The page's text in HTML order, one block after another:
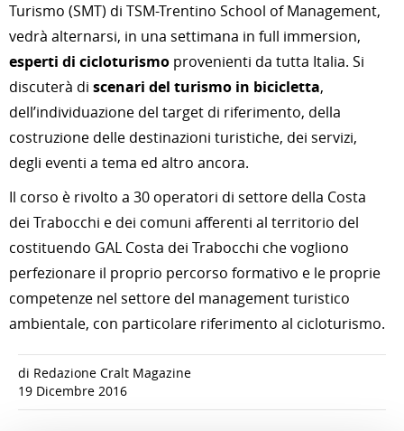
Turismo (SMT) di TSM-Trentino School of Management,
vedrà alternarsi, in una settimana in full immersion,
esperti di cicloturismo provenienti da tutta Italia. Si
discuterà di scenari del turismo in bicicletta,
dell’individuazione del target di riferimento, della
costruzione delle destinazioni turistiche, dei servizi,
degli eventi a tema ed altro ancora.
Il corso è rivolto a 30 operatori di settore della Costa
dei Trabocchi e dei comuni afferenti al territorio del
costituendo GAL Costa dei Trabocchi che vogliono
perfezionare il proprio percorso formativo e le proprie
competenze nel settore del management turistico
ambientale, con particolare riferimento al cicloturismo.
di Redazione Cralt Magazine
19 Dicembre 2016